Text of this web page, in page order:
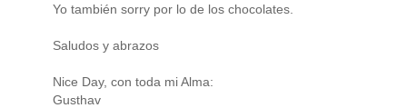
Yo también sorry por lo de los chocolates.
Saludos y abrazos
Nice Day, con toda mi Alma:
Gusthav